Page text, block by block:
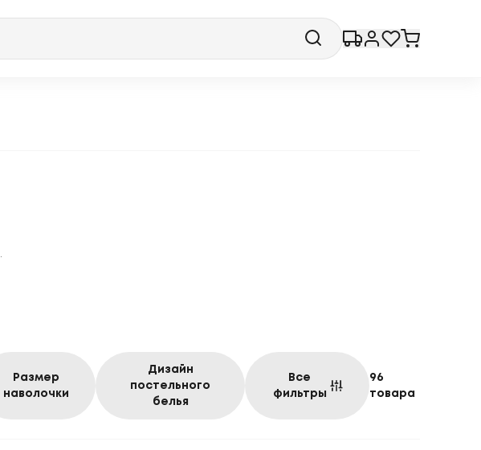
Размер
наволочки
Дизайн
постельного
белья
Все
фильтры
96
товара